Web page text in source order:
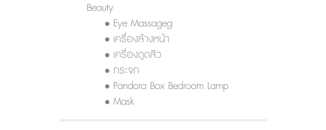
Beauty
• Eye Massageg
• เครื่องล้างหน้า
• เครื่องดูดสิว
• กระจก
• Pandora Box Bedroom Lamp
• Mask